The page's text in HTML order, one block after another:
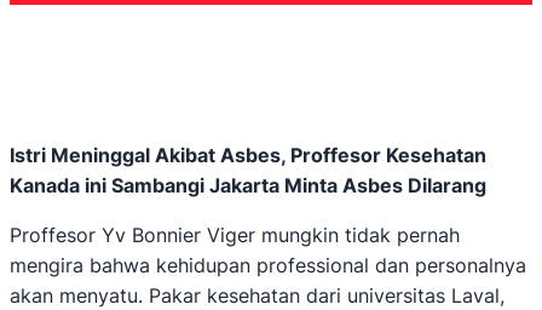
Istri Meninggal Akibat Asbes, Proffesor Kesehatan
Kanada ini Sambangi Jakarta Minta Asbes Dilarang
Proffesor Yv Bonnier Viger mungkin tidak pernah
mengira bahwa kehidupan professional dan personalnya
akan menyatu. Pakar kesehatan dari universitas Laval,